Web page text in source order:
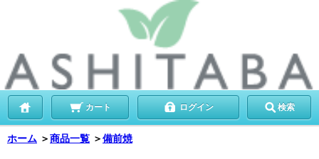
カート ログイン 検索
ホーム ＞商品一覧 ＞備前焼